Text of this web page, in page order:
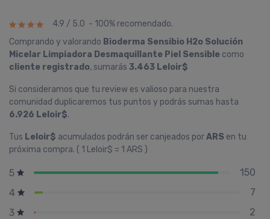
4.9 / 5.0 - 100% recomendado.
Comprando y valorando Bioderma Sensibio H2o Solución
Micelar Limpiadora Desmaquillante Piel Sensible como
cliente registrado, sumarás 3.463 Leloir$
Si consideramos que tu review es valioso para nuestra
comunidad duplicaremos tus puntos y podrás sumas hasta
6.926 Leloir$.
Tus Leloir$ acumulados podrán ser canjeados porARS en tu
próxima compra. ( 1 Leloir$ = 1 ARS )
5
150
4
7
3
2